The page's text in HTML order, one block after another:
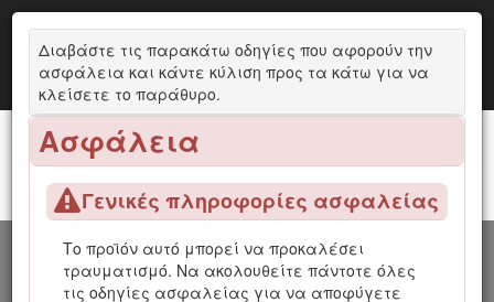
Διαβάστε τις παρακάτω οδηγίες που αφορούν την
ασφάλεια και κάντε κύλιση προς τα κάτω για να
κλείσετε το παράθυρο.
Ασφάλεια
Γενικές πληροφορίες ασφαλείας
Το προϊόν αυτό μπορεί να προκαλέσει
τραυματισμό. Να ακολουθείτε πάντοτε όλες
τις οδηγίες ασφαλείας για να αποφύγετε
MH-400SH2 Ρυμούλκα επεξεργασίας υλικών
Εισαγωγή
Το παρόν μηχάνημα προορίζεται για χρήση από
επαγγελματίες χειριστές σε εμπορικές εφαρμογές.